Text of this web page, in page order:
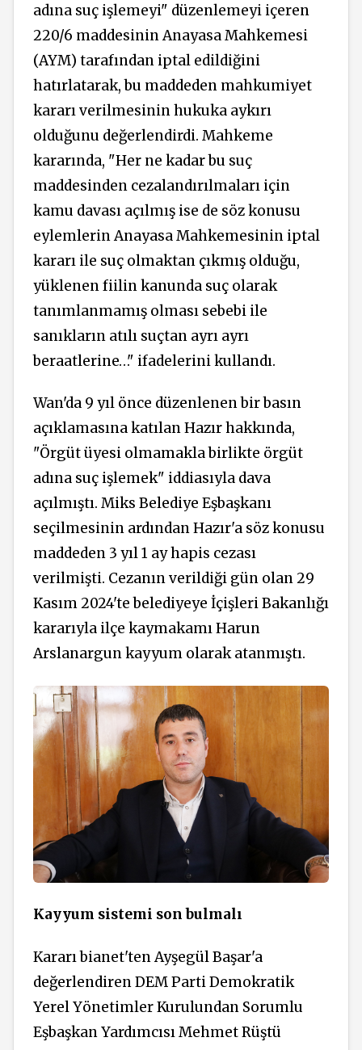
adına suç işlemeyi" düzenlemeyi içeren
220/6 maddesinin Anayasa Mahkemesi
(AYM) tarafından iptal edildiğini
hatırlatarak, bu maddeden mahkumiyet
kararı verilmesinin hukuka aykırı
olduğunu değerlendirdi. Mahkeme
kararında, "Her ne kadar bu suç
maddesinden cezalandırılmaları için
kamu davası açılmış ise de söz konusu
eylemlerin Anayasa Mahkemesinin iptal
kararı ile suç olmaktan çıkmış olduğu,
yüklenen fiilin kanunda suç olarak
tanımlanmamış olması sebebi ile
sanıkların atılı suçtan ayrı ayrı
beraatlerine…" ifadelerini kullandı.
Wan'da 9 yıl önce düzenlenen bir basın
açıklamasına katılan Hazır hakkında,
"Örgüt üyesi olmamakla birlikte örgüt
adına suç işlemek" iddiasıyla dava
açılmıştı. Miks Belediye Eşbaşkanı
seçilmesinin ardından Hazır'a söz konusu
maddeden 3 yıl 1 ay hapis cezası
verilmişti. Cezanın verildiği gün olan 29
Kasım 2024'te belediyeye İçişleri Bakanlığı
kararıyla ilçe kaymakamı Harun
Arslanargun kayyum olarak atanmıştı.
Kayyum sistemi son bulmalı
Kararı bianet'ten Ayşegül Başar'a
değerlendiren DEM Parti Demokratik
Yerel Yönetimler Kurulundan Sorumlu
Eşbaşkan Yardımcısı Mehmet Rüştü